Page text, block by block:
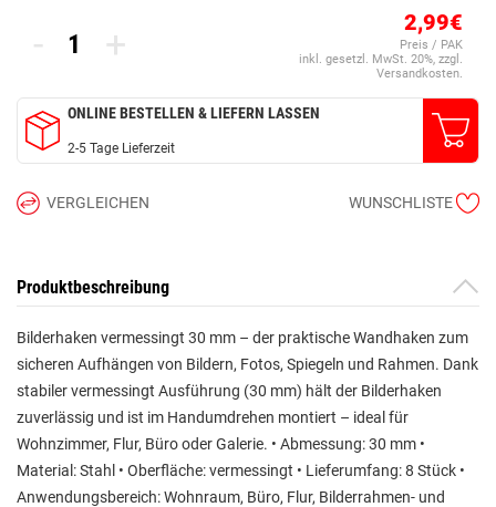
- + 2,99€
Preis / PAK
inkl. gesetzl. MwSt. 20%, zzgl.
Versandkosten.
ONLINE BESTELLEN & LIEFERN LASSEN
2-5 Tage Lieferzeit
VERGLEICHEN WUNSCHLISTE
Produktbeschreibung
Bilderhaken vermessingt 30 mm – der praktische Wandhaken zum
sicheren Aufhängen von Bildern, Fotos, Spiegeln und Rahmen. Dank
stabiler vermessingt Ausführung (30 mm) hält der Bilderhaken
zuverlässig und ist im Handumdrehen montiert – ideal für
Wohnzimmer, Flur, Büro oder Galerie. • Abmessung: 30 mm •
Material: Stahl • Oberfläche: vermessingt • Lieferumfang: 8 Stück •
Anwendungsbereich: Wohnraum, Büro, Flur, Bilderrahmen- und